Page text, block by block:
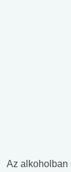
Az alkoholban